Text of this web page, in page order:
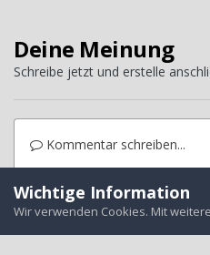
Deine Meinung
Schreibe jetzt und erstelle
Kommentar schreiben...
Startseite Galerie
Wichtige Information
Wir verwenden Cookies. Mit